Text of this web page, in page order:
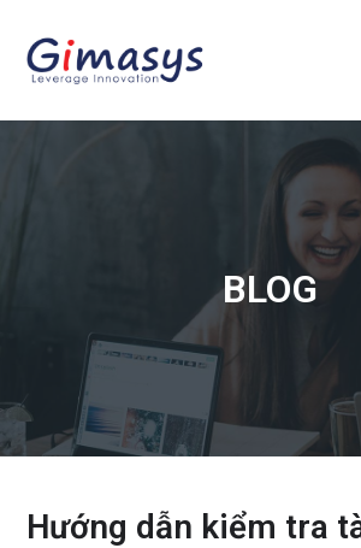
BLOG
Hướng dẫn kiểm tra